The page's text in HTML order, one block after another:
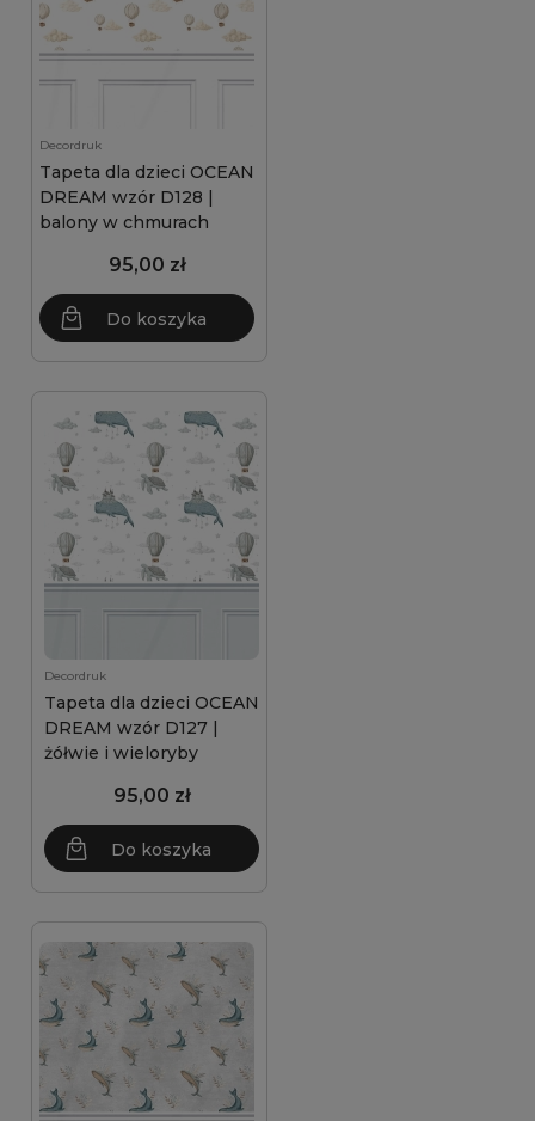
Decordruk
Tapeta dla dzieci OCEAN
DREAM wzór D128 |
balony w chmurach
95,00 zł
Do koszyka
Decordruk
Tapeta dla dzieci OCEAN
DREAM wzór D127 |
żółwie i wieloryby
95,00 zł
Do koszyka